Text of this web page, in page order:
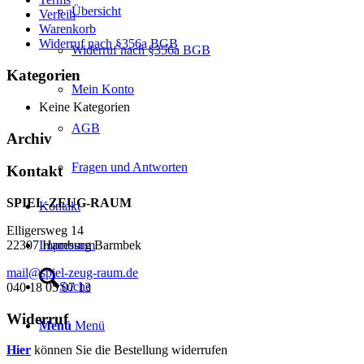
Übersicht
Widerruf nach §356a BGB
Mein Konto
AGB
Fragen und Antworten
Kontakt
Impressum
Suche
Menü Menü
Verleih
Warenkorb
Widerruf nach §356a BGB
Kategorien
Keine Kategorien
Archiv
Kontakt
SPIEL-ZEUG-RAUM
Elligersweg 14
22307 Hamburg Barmbek
mail@spiel-zeug-raum.de
040 18 05 07 13
Widerruf
Hier können Sie die Bestellung widerrufen